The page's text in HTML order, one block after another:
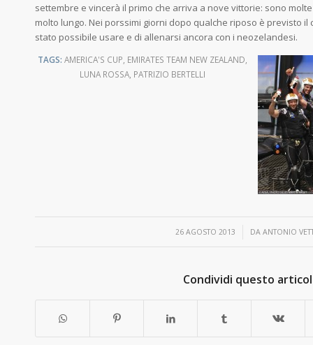
settembre e vincerà il primo che arriva a nove vittorie: sono
molto lungo. Nei porssimi giorni dopo qualche riposo è previsto il
stato possibile usare e di allenarsi ancora con i neozelandesi.
26 AGOSTO 2013
/ DA ANTONIO
TAGS: AMERICA'S CUP EMIRATES TEAM NEW ZEALAND
LUNA ROSSA PATRIZIO BERTELLI
Condividi questo